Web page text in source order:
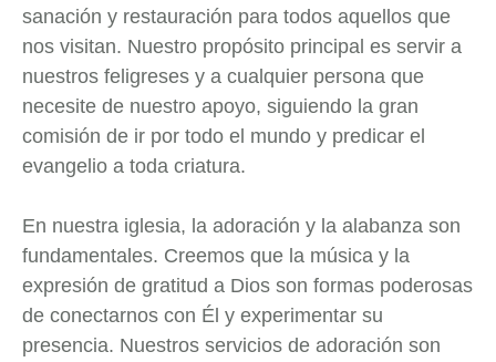
sanación y restauración para todos aquellos que
nos visitan. Nuestro propósito principal es servir a
nuestros feligreses y a cualquier persona que
necesite de nuestro apoyo, siguiendo la gran
comisión de ir por todo el mundo y predicar el
evangelio a toda criatura.
En nuestra iglesia, la adoración y la alabanza son
fundamentales. Creemos que la música y la
expresión de gratitud a Dios son formas poderosas
de conectarnos con Él y experimentar su
presencia. Nuestros servicios de adoración son